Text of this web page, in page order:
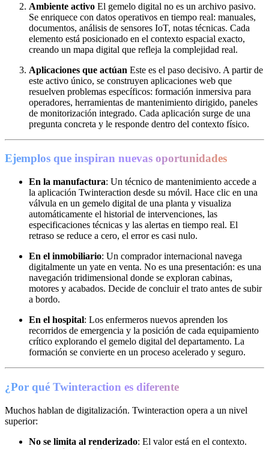
Ambiente activo El gemelo digital no es un archivo pasivo.
Se enriquece con datos operativos en tiempo real: manuales,
documentos, análisis de sensores IoT, notas técnicas. Cada
elemento está posicionado en el contexto espacial exacto,
creando un mapa digital que refleja la complejidad real.
Aplicaciones que actúan Este es el paso decisivo. A partir de
este activo único, se construyen aplicaciones web que
resuelven problemas específicos: formación inmersiva para
operadores, herramientas de mantenimiento dirigido, paneles
de monitorización integrado. Cada aplicación surge de una
pregunta concreta y le responde dentro del contexto físico.
Ejemplos que inspiran nuevas oportunidades
En la manufactura: Un técnico de mantenimiento accede a
la aplicación Twinteraction desde su móvil. Hace clic en una
válvula en un gemelo digital de una planta y visualiza
automáticamente el historial de intervenciones, las
especificaciones técnicas y las alertas en tiempo real. El
retraso se reduce a cero, el error es casi nulo.
En el inmobiliario: Un comprador internacional navega
digitalmente un yate en venta. No es una presentación: es una
navegación tridimensional donde se exploran cabinas,
motores y acabados. Decide de concluir el trato antes de subir
a bordo.
En el hospital: Los enfermeros nuevos aprenden los
recorridos de emergencia y la posición de cada equipamiento
crítico explorando el gemelo digital del departamento. La
formación se convierte en un proceso acelerado y seguro.
¿Por qué Twinteraction es diferente
Muchos hablan de digitalización. Twinteraction opera a un nivel
superior:
No se limita al renderizado: El valor está en el contexto.